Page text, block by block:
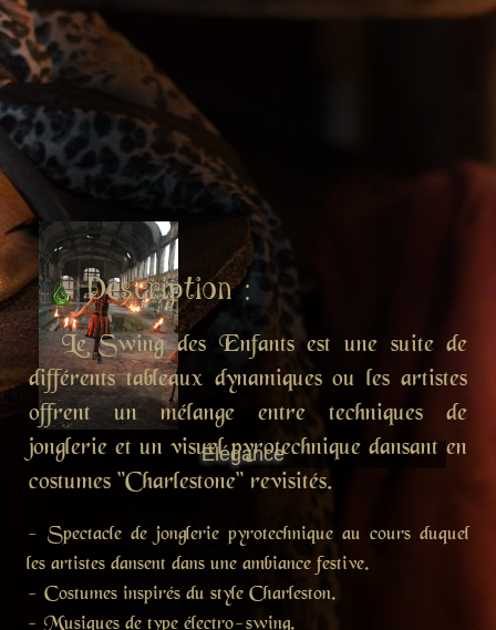
Élégance
Description :
Le Swing des Enfants est une suite de
différents tableaux dynamiques ou les artistes
offrent un mélange entre techniques de
jonglerie et un visuel pyrotechnique dansant en
costumes "Charlestone" revisités.
- Spectacle de jonglerie pyrotechnique au cours duquel
les artistes dansent dans une ambiance festive.
- Costumes inspirés du style Charleston.
- Musiques de type électro-swing.